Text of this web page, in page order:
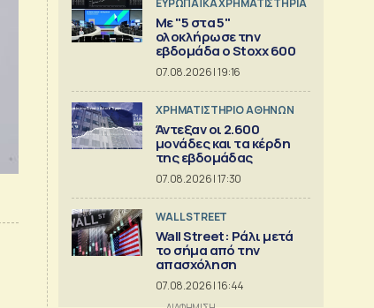
ΕΥΡΩΠΑΪΚΑ ΧΡΗΜΑΤΙΣΤΗΡΙΑ
Με "5 στα 5"
ολοκλήρωσε την
εβδομάδα ο Stoxx 600
07.08.2026 | 19:16
XΡΗΜΑΤΙΣΤΗΡΙΟ ΑΘΗΝΩΝ
Άντεξαν οι 2.600
μονάδες και τα κέρδη
της εβδομάδας
07.08.2026 | 17:30
WALL STREET
Wall Street: Ράλι μετά
το σήμα από την
απασχόληση
07.08.2026 | 16:44